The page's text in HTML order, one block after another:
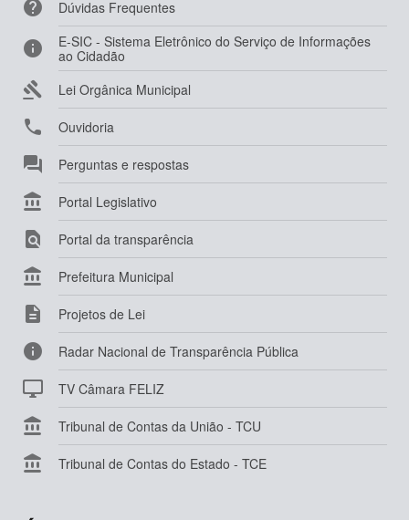
 Dúvidas Frequentes

E-SIC - Sistema Eletrônico do Serviço de Informações
ao Cidadão
 Lei Orgânica Municipal
 Ouvidoria
 Perguntas e respostas
 Portal Legislativo
 Portal da transparência
 Prefeitura Municipal
 Projetos de Lei
 Radar Nacional de Transparência Pública
 TV Câmara FELIZ
 Tribunal de Contas da União - TCU
 Tribunal de Contas do Estado - TCE